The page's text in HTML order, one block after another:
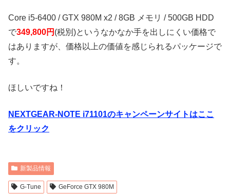
Core i5-6400 / GTX 980M x2 / 8GB メモリ / 500GB HDD
で349,800円 (税別)というなかなか手を出しにくい価格で
はありますが、価格以上の価値を感じられるパッケージで
す。
ほしいですね！
NEXTGEAR-NOTE i71101のキャンペーンサイトはここ
をクリック
新製品情報
G-Tune GeForce GTX 980M